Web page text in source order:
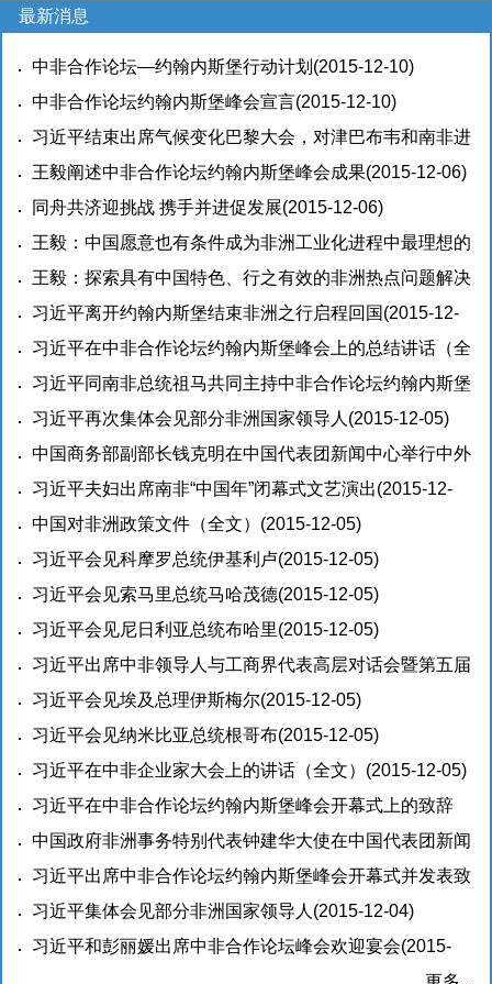
最新消息
中非合作论坛—约翰内斯堡行动计划 (2015-12-10)
中非合作论坛约翰内斯堡峰会宣言(2015-12-10)
习近平结束出席气候变化巴黎大会，对津巴布韦和南非进
行国事访问并在南非约翰内斯堡主持中非合作论坛峰会后
回到北京(2015-12-06)
王毅阐述中非合作论坛约翰内斯堡峰会成果(2015-12-06)
同舟共济迎挑战 携手并进促发展(2015-12-06)
王毅：中国愿意也有条件成为非洲工业化进程中最理想的
合作伙伴(2015-12-06)
王毅：探索具有中国特色、行之有效的非洲热点问题解决
之道(2015-12-06)
习近平离开约翰内斯堡结束非洲之行启程回国(2015-12-
06)
习近平在中非合作论坛约翰内斯堡峰会上的总结讲话（全
文）(2015-12-06)
习近平同南非总统祖马共同主持中非合作论坛约翰内斯堡
峰会全体会(2015-12-06)
习近平再次集体会见部分非洲国家领导人 (2015-12-05)
中国商务部副部长钱克明在中国代表团新闻中心举行中外
媒体吹风会(2015-12-05)
习近平夫妇出席南非“中国年”闭幕式文艺演出(2015-12-
05)
中国对非洲政策文件（全文） (2015-12-05)
习近平会见科摩罗总统伊基利卢(2015-12-05)
习近平会见索马里总统马哈茂德(2015-12-05)
习近平会见尼日利亚总统布哈里(2015-12-05)
习近平出席中非领导人与工商界代表高层对话会暨第五届
中非企业家大会闭幕式并发表重要讲话<br>强调继承发扬
中非真诚友好光荣传统<br>支持非洲工业化进程
12-05)
习近平会见埃及总理伊斯梅尔(2015-12-05)
习近平会见纳米比亚总统根哥布(2015-12-05)
习近平在中非企业家大会上的讲话（全文） (2015-12-05)
习近平在中非合作论坛约翰内斯堡峰会开幕式上的致辞
（全文）(2015-12-05)
中国政府非洲事务特别代表钟建华大使在中国代表团新闻
中心举行中外媒体吹风会(2015-12-04)
习近平出席中非合作论坛约翰内斯堡峰会开幕式并发表致
辞<br>提出把中非关系提升为全面战略合作伙伴关系<br>
全面阐述中国发展对非关系政策理念<br>宣布深化中非合
习近平集体会见部分非洲国家领导人 (2015-12-04)
习近平和彭丽媛出席中非合作论坛峰会欢迎宴会(2015-